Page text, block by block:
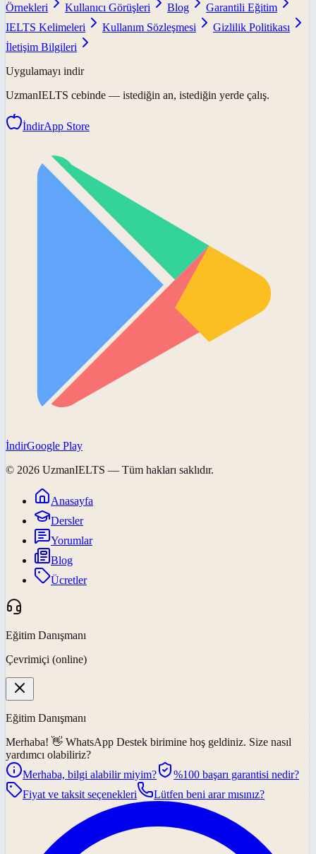
Örnekleri
Kullanıcı Görüşleri Blog
Garantili Eğitim
IELTS Kelimeleri
Kullanım Sözleşmesi
Gizlilik Politikası
İletişim Bilgileri
Uygulamayı indir
UzmanIELTS cebinde — istediğin an, istediğin yerde çalış.
İndirApp Store
İndirGoogle Play
© 2026 UzmanIELTS — Tüm hakları saklıdır.
Anasayfa
Dersler
Yorumlar
Blog
Ücretler
Eğitim Danışmanı
Çevrimiçi (online)
Eğitim Danışmanı
Merhaba! 👋 WhatsApp Destek birimine hoş geldiniz. Size nasıl
yardımcı olabiliriz?
Merhaba, bilgi alabilir miyim?
%100 başarı garantisi nedir?
Fiyat ve taksit seçenekleri
Lütfen beni arar mısınız?